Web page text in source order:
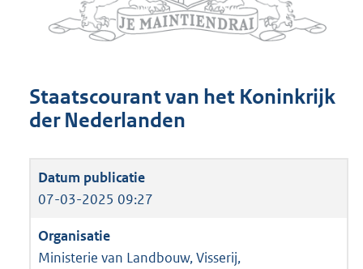
Staatscourant van het Koninkrijk
der Nederlanden
07-03-2025 09:27
Ministerie van Landbouw, Visserij,